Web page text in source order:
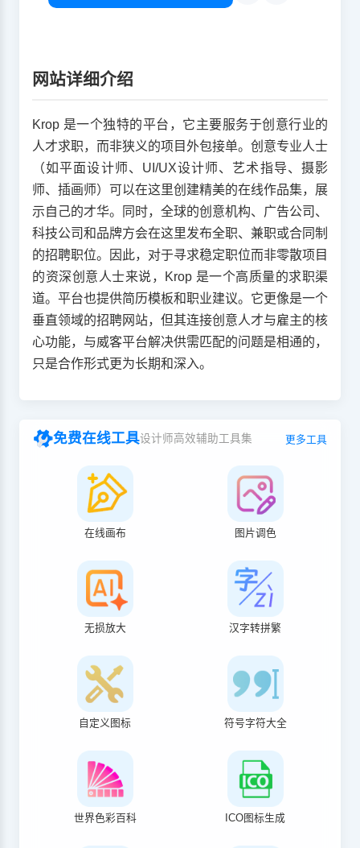
网站详细介绍
Krop 是一个独特的平台，它主要服务于创意行业的
人才求职，而非狭义的项目外包接单。创意专业人士
（如平面设计师、UI/UX设计师、艺术指导、摄影
师、插画师）可以在这里创建精美的在线作品集，展
示自己的才华。同时，全球的创意机构、广告公司、
科技公司和品牌方会在这里发布全职、兼职或合同制
的招聘职位。因此，对于寻求稳定职位而非零散项目
的资深创意人士来说，Krop 是一个高质量的求职渠
道。平台也提供简历模板和职业建议。它更像是一个
垂直领域的招聘网站，但其连接创意人才与雇主的核
心功能，与威客平台解决供需匹配的问题是相通的，
只是合作形式更为长期和深入。
免费在线工具设计师高效辅助工具集 更多工具
在线画布 图片调色
无损放大 汉字转拼繁
自定义图标 符号字符大全
世界色彩百科 ICO图标生成